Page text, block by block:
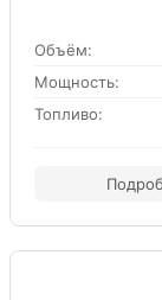
Объём:
Мощность:
Топливо: